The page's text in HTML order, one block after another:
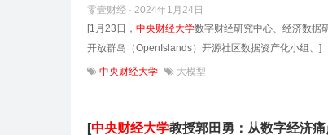
零壹财经 · 2024年1月24日
[1月23日， 中央财经大学数字财经研究中心、经济数据
开放群岛（OpenIslands）开源社区数据资产化小组、]
中央财经大学 大模型
[中央财经大学教授郭田勇：从数字经济